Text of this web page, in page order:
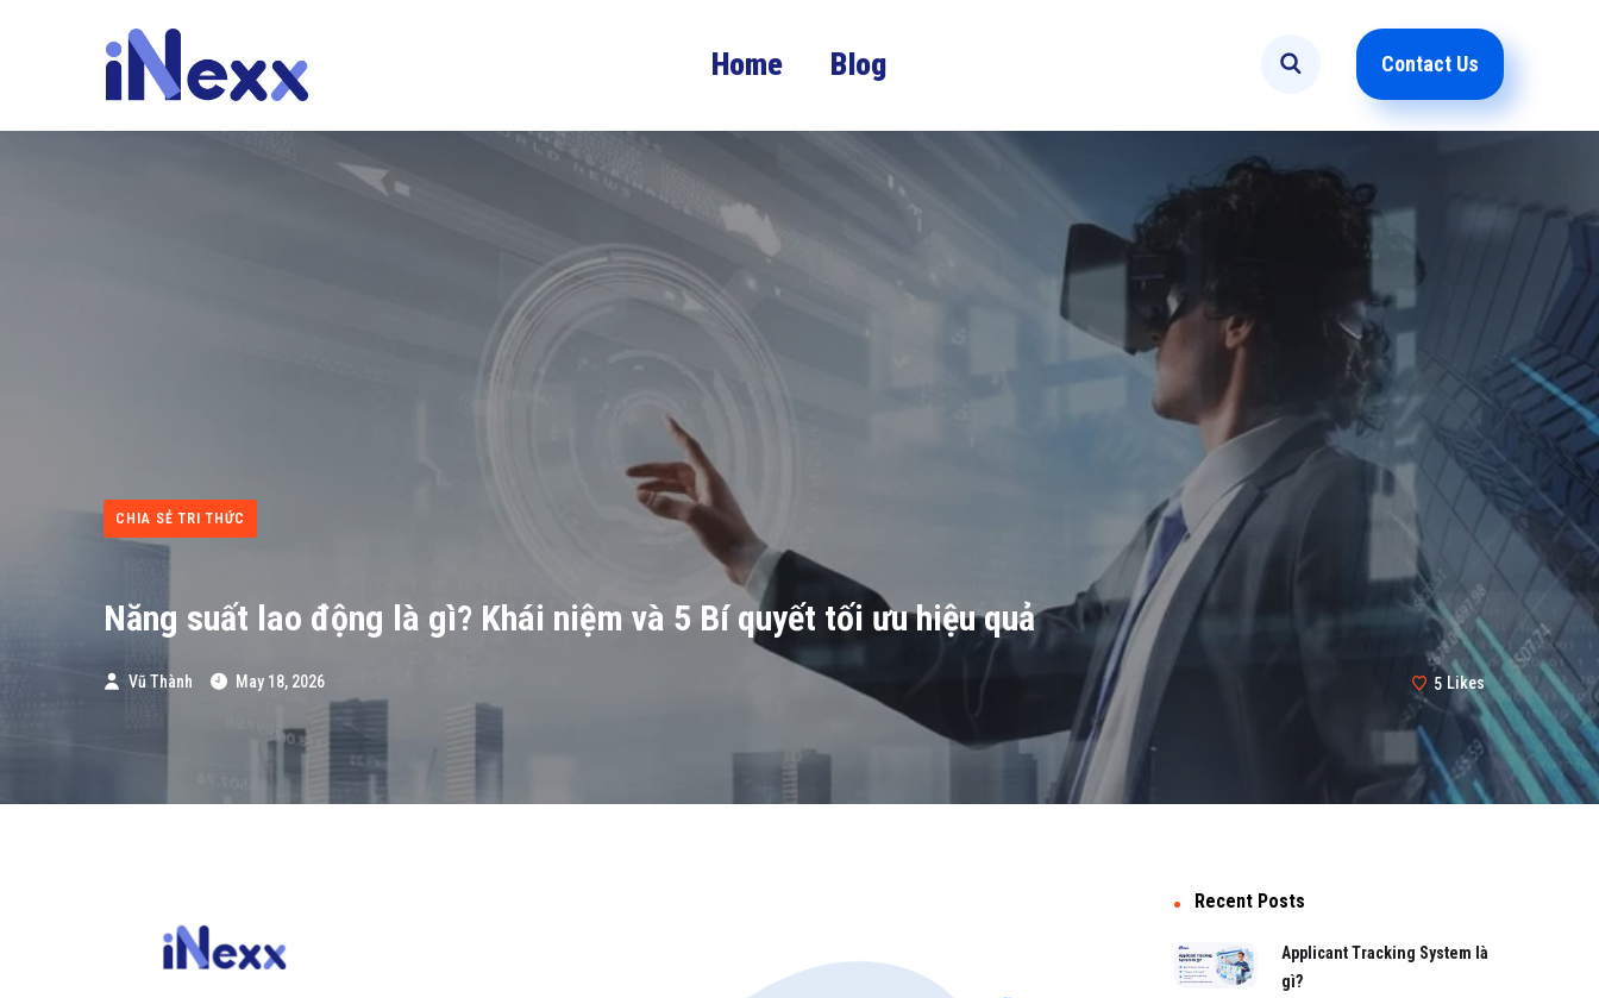
Home Blog Contact Us
CHIA SẺ TRI THỨC
Năng suất lao động là gì? Khái niệm và 5 Bí quyết tối ưu hiệu quả
Vũ Thành May 18, 2026 5 Likes
Recent Posts
Applicant Tracking System là
gì?